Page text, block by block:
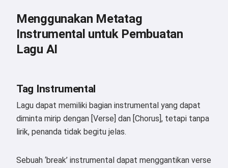
Menggunakan Metatag
Instrumental untuk Pembuatan
Lagu AI
Tag Instrumental
Lagu dapat memiliki bagian instrumental yang dapat
diminta mirip dengan [Verse] dan [Chorus], tetapi tanpa
lirik, penanda tidak begitu jelas.
Sebuah ‘break’ instrumental dapat menggantikan verse